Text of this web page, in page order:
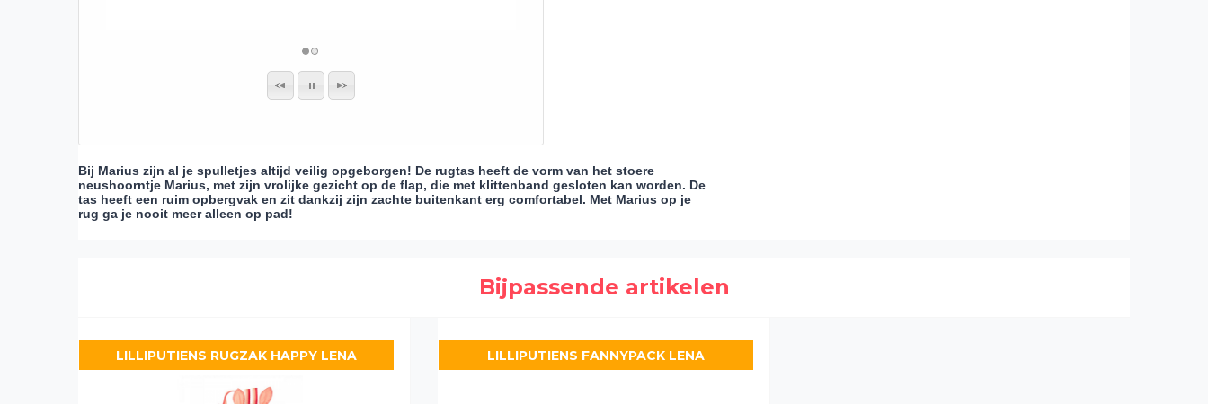
Bij Marius zijn al je spulletjes altijd veilig opgeborgen! De rugtas heeft de vorm van het stoere
neushoorntje Marius, met zijn vrolijke gezicht op de flap, die met klittenband gesloten kan worden. De
tas heeft een ruim opbergvak en zit dankzij zijn zachte buitenkant erg comfortabel. Met Marius op je
rug ga je nooit meer alleen op pad!
Bijpassende artikelen
LILLIPUTIENS RUGZAK HAPPY LENA LILLIPUTIENS FANNYPACK LENA